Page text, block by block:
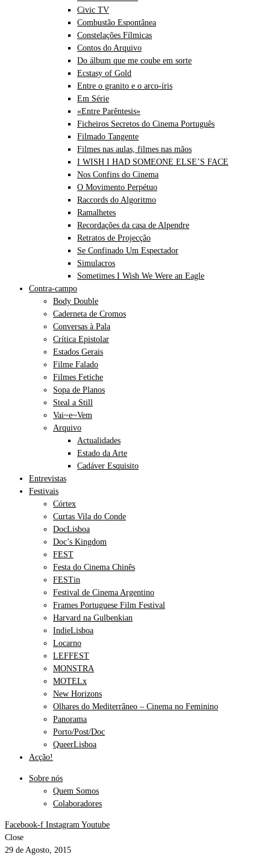
Civic TV
Combustão Espontânea
Constelações Fílmicas
Contos do Arquivo
Do álbum que me coube em sorte
Ecstasy of Gold
Entre o granito e o arco-íris
Em Série
«Entre Parêntesis»
Ficheiros Secretos do Cinema Português
Filmado Tangente
Filmes nas aulas, filmes nas mãos
I WISH I HAD SOMEONE ELSE’S FACE
Nos Confins do Cinema
O Movimento Perpétuo
Raccords do Algoritmo
Ramalhetes
Recordações da casa de Alpendre
Retratos de Projecção
Se Confinado Um Espectador
Simulacros
Sometimes I Wish We Were an Eagle
Contra-campo
Body Double
Caderneta de Cromos
Conversas à Pala
Crítica Epistolar
Estados Gerais
Filme Falado
Filmes Fetiche
Sopa de Planos
Steal a Still
Vai~e~Vem
Arquivo
Actualidades
Estado da Arte
Cadáver Esquisito
Entrevistas
Festivais
Córtex
Curtas Vila do Conde
DocLisboa
Doc’s Kingdom
FEST
Festa do Cinema Chinês
FESTin
Festival de Cinema Argentino
Frames Portuguese Film Festival
Harvard na Gulbenkian
IndieLisboa
Locarno
LEFFEST
MONSTRA
MOTELx
New Horizons
Olhares do Mediterrâneo – Cinema no Feminino
Panorama
Porto/Post/Doc
QueerLisboa
Acção!
Sobre nós
Quem Somos
Colaboradores
Facebook-f Instagram Youtube
Close
29 de Agosto, 2015